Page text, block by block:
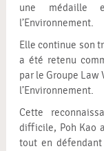
une médaille
l’Environnement.
Elle continue son
a été retenu
par le Groupe Law
l’Environnement.
Cette
difficile, Poh Kao
tout en